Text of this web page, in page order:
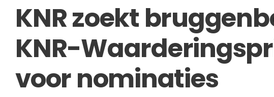
KNR zoekt
KNR-
voor nominaties